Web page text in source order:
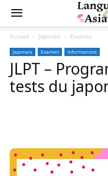
Accueil Japonais Examen
Japonais Examen Informations
JLPT –
tests du